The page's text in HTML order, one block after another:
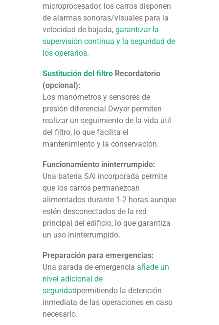
microprocesador, los carros disponen
de alarmas sonoras/visuales para la
velocidad de bajada,garantizar la
supervisión continua y la seguridad de
los operarios.
Sustitución del filtro Recordatorio
(opcional):
Los manómetros y sensores de
presión diferencial Dwyer permiten
realizar un seguimiento de la vida útil
del filtro, lo que facilita el
mantenimiento y la conservación.
Funcionamiento ininterrumpido:
Una batería SAI incorporada permite
que los carros permanezcan
alimentados durante 1-2 horas aunque
estén desconectados de la red
principal del edificio, lo que garantiza
un uso ininterrumpido.
Preparación para emergencias:
Una parada de emergenciaañade un
nivel adicional de
seguridadpermitiendo la detención
inmediata de las operaciones en caso
necesario.